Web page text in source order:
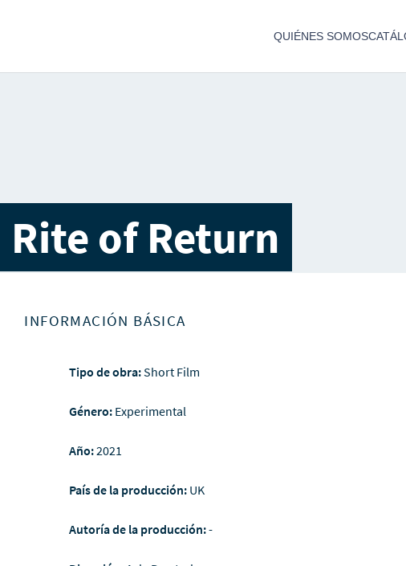
QUIÉNES SOMOS
Rite of Return
INFORMACIÓN BÁSICA
Tipo de obra:Short Film
Género: Experimental
Año:2021
País de la producción: UK
Autoría de la producción:-